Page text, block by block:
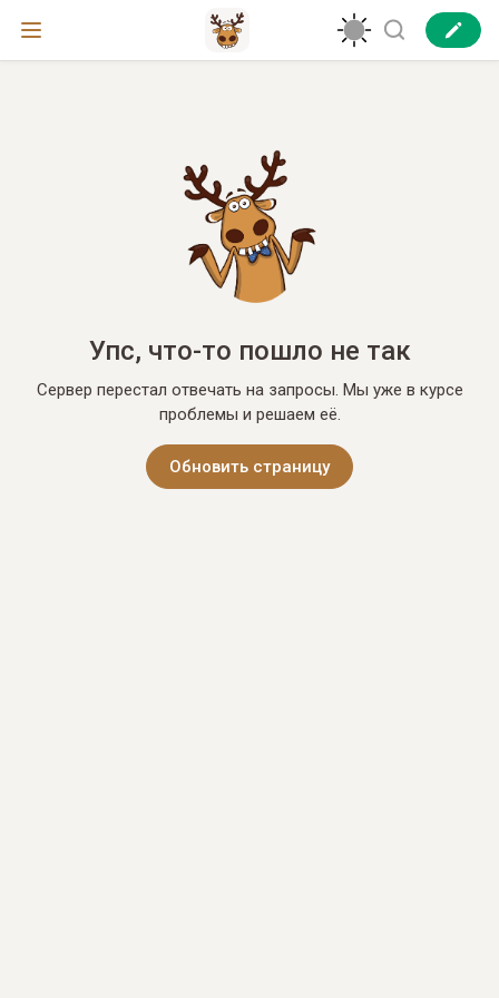
Упс, что-то пошло не так
Сервер перестал отвечать на запросы. Мы уже в курсе
проблемы и решаем её.
Обновить страницу